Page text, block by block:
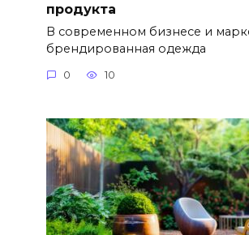
продукта
В современном бизнесе и
брендированная одежда
0 10